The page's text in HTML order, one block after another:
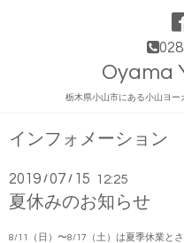
Oyama
栃木県小山市にある小山ヨー
インフォメーション
2019 /07 / 15 12:25
夏休みのお知らせ
8/11（日）〜8/17（土）は夏季休業とさ